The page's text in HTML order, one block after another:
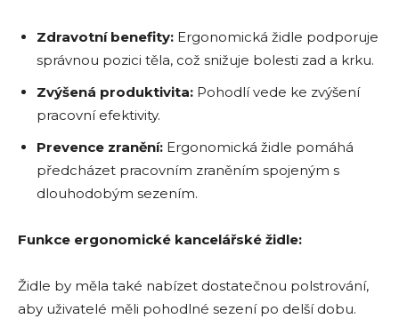
Zdravotní benefity: Ergonomická židle podporuje
správnou pozici těla, což snižuje bolesti zad a krku.
Zvýšená produktivita: Pohodlí vede ke zvýšení
pracovní efektivity.
Prevence zranění: Ergonomická židle pomáhá
předcházet pracovním zraněním spojeným s
dlouhodobým sezením.
Funkce ergonomické kancelářské židle:
Židle by měla také nabízet dostatečnou polstrování,
aby uživatelé měli pohodlné sezení po delší dobu.